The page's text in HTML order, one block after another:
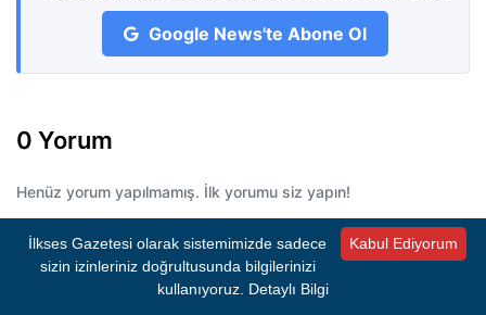
Google News'te Abone Ol
0 Yorum
Henüz yorum yapılmamış. İlk yorumu siz yapın!
Bir Yorum Bırakın
Kabul Ediyorum
İlkses Gazetesi olarak sistemimizde sadece
sizin izinleriniz doğrultusunda bilgilerinizi
kullanıyoruz. Detaylı Bilgi